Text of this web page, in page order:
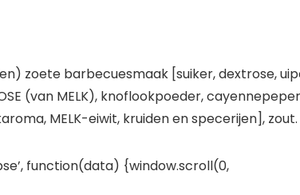
zoete barbecuesmaak [suiker, dextrose,
MELK), knoflookpoeder, cayennepeper,
MELK-eiwit, kruiden en specerijen], zout.
function(data) {window.scroll(0,